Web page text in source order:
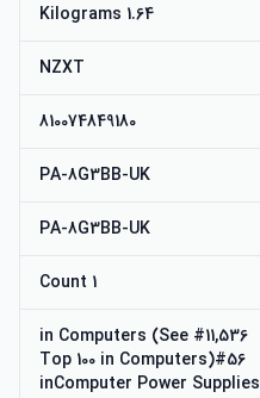
1.64 Kilograms
NZXT
810074849180
PA-8G3BB-UK
PA-8G3BB-UK
1 Count
#11,536 in Computers (See
Top 100 in Computers)#56
inComputer Power Supplies